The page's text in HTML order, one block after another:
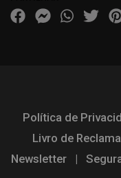
Política de
Livro de
Newsletter |